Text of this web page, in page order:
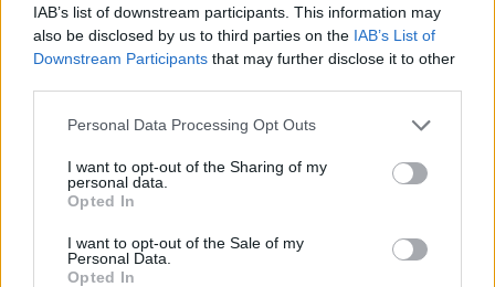
IAB’s list of downstream participants. This information may
also be disclosed by us to third parties on the IAB’s List of
Downstream Participants that may further disclose it to other
Personal Data Processing Opt Outs
I want to opt-out of the Sharing of my
personal data.
Opted In
I want to opt-out of the Sale of my
Personal Data.
Opted In
S
O N A
R
P
O S A
N
P
R O N A O
S
A P
O
O
O R
S A